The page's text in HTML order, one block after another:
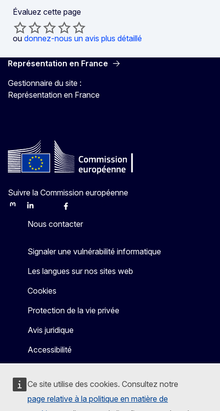
Ce site utilise des cookies. Consultez notre
page relative à la politique en matière de
Évaluez cette page
ou donnez-nous un avis plus détaillé
Représentation en France
Gestionnaire du site :
Représentation en France
Suivre la Commission européenne
MastodonLinkedInBlueskyFacebook
Nous contacter
Signaler une vulnérabilité informatique
Les langues sur nos sites web
Cookies
Protection de la vie privée
Avis juridique
Accessibilité